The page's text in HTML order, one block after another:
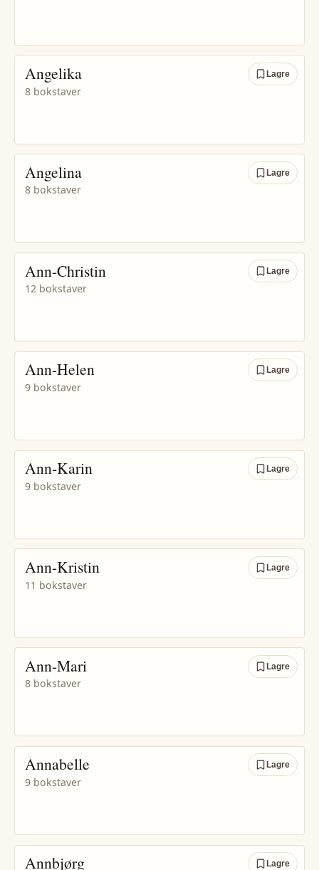
Angelika
8 bokstaver
Lagre
Angelina
8 bokstaver
Lagre
Ann-Christin
12 bokstaver
Lagre
Ann-Helen
9 bokstaver
Lagre
Ann-Karin
9 bokstaver
Lagre
Ann-Kristin
11 bokstaver
Lagre
Ann-Mari
8 bokstaver
Lagre
Annabelle
9 bokstaver
Lagre
Annbjørg Lagre